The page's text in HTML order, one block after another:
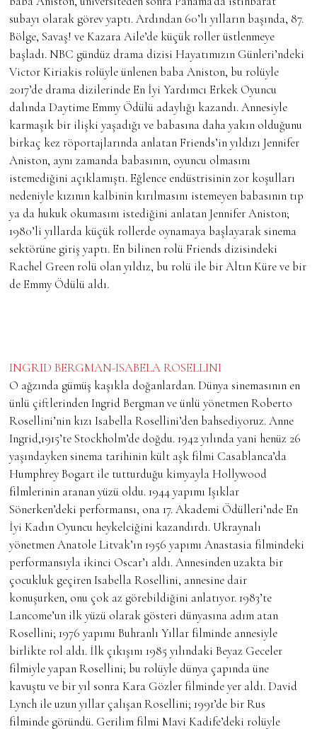
subayı olarak görev yaptı. Ardından 60’lı yılların başında, 87.
Bölge, Savaş! ve Kazara Aile’de küçük roller üstlenmeye
başladı. NBC gündüz drama dizisi Hayatımızın Günleri’ndeki
Victor Kiriakis rolüyle ünlenen baba Aniston, bu rolüyle
2017’de drama dizilerinde En İyi Yardımcı Erkek Oyuncu
dalında Daytime Emmy Ödülü adaylığı kazandı. Annesiyle
karmaşık bir ilişki yaşadığı ve babasına daha yakın olduğunu
birkaç kez röportajlarında anlatan Friends’in yıldızı Jennifer
Aniston, aynı zamanda babasının, oyuncu olmasını
istemediğini açıklamıştı. Eğlence endüstrisinin zor koşulları
nedeniyle kızının kalbinin kırılmasını istemeyen babasının tıp
ya da hukuk okumasını istediğini anlatan Jennifer Aniston;
1980’li yıllarda küçük rollerde oynamaya başlayarak sinema
sektörüne giriş yaptı. En bilinen rolü Friends dizisindeki
Rachel Green rolü olan yıldız, bu rolü ile bir Altın Küre ve bir
de Emmy Ödülü aldı.
INGRID BERGMAN-ISABELA ROSELLINI
O ağzında gümüş kaşıkla doğanlardan. Dünya sinemasının en
ünlü çiftlerinden Ingrid Bergman ve ünlü yönetmen Roberto
Rosellini’nin kızı Isabella Rosellini’den bahsediyoruz. Anne
Ingrid,1915’te Stockholm’de doğdu. 1942 yılında yani henüz 26
yaşındayken sinema tarihinin kült aşk filmi Casablanca’da
Humphrey Bogart ile tutturduğu kimyayla Hollywood
filmlerinin aranan yüzü oldu. 1944 yapımı Işıklar
Sönerken’deki performansı, ona 17. Akademi Ödülleri’nde En
İyi Kadın Oyuncu heykelciğini kazandırdı. Ukraynalı
yönetmen Anatole Litvak’ın 1956 yapımı Anastasia filmindeki
performansıyla ikinci Oscar’ı aldı. Annesinden uzakta bir
çocukluk geçiren Isabella Rosellini, annesine dair
konuşurken, onu çok az görebildiğini anlatıyor. 1983’te
Lancome’un ilk yüzü olarak gösteri dünyasına adım atan
Rosellini; 1976 yapımı Buhranlı Yıllar filminde annesiyle
birlikte rol aldı. İlk çıkışını 1985 yılındaki Beyaz Geceler
filmiyle yapan Rosellini; bu rolüyle dünya çapında üne
kavuştu ve bir yıl sonra Kara Gözler filminde yer aldı. David
Lynch ile uzun yıllar çalışan Rosellini; 1991’de bir Rus
filminde göründü. Gerilim filmi Mavi Kadife’deki rolüyle